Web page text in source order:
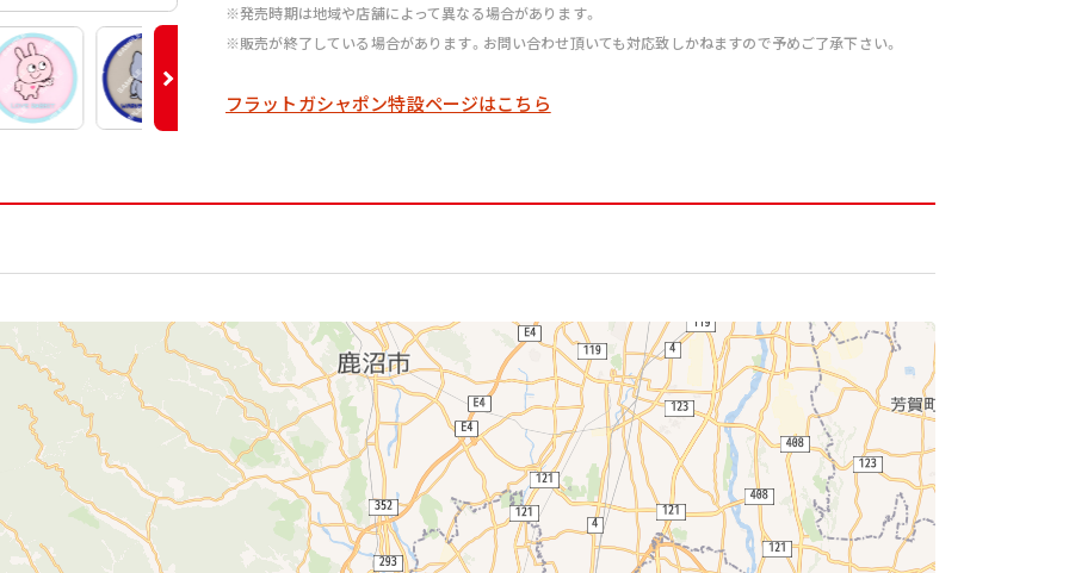
※発売時期は地域や店舗によって異なる場合があります。
※販売が終了している場合があります。お問い合わせ頂いても対応致しかねますので予めご了承下さい。
フラットガシャポン特設ページはこちら